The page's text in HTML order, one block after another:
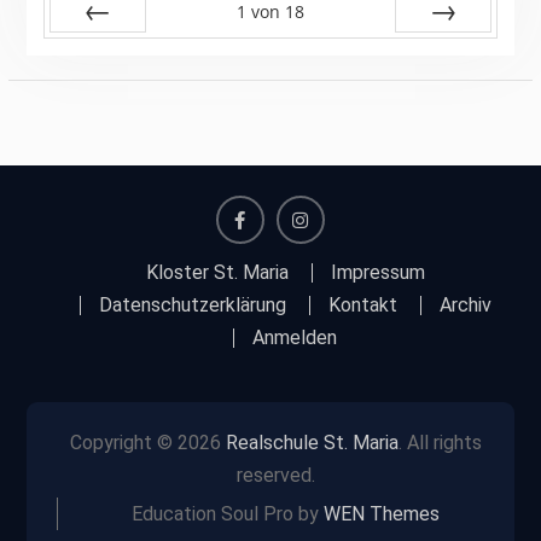
1 von 18
facebookinstagram
Kloster St. Maria
Impressum
Datenschutzerklärung
Kontakt
Archiv
Anmelden
Copyright © 2026 Realschule St. Maria. All rights
reserved.
Education Soul Pro byWEN Themes